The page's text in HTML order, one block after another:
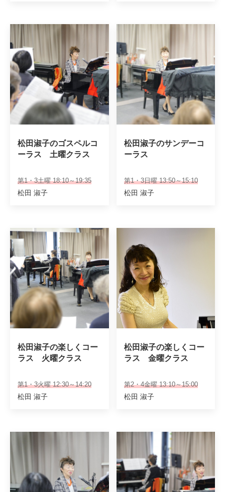
松田淑子のゴスペルコ
ーラス　土曜クラス
第1・3土曜 18:10～19:35
松田 淑子
松田淑子のサンデーコ
ーラス
第1・3日曜 13:50～15:10
松田 淑子
松田淑子の楽しくコー
ラス　火曜クラス
第1・3火曜 12:30～14:20
松田 淑子
松田淑子の楽しくコー
ラス　金曜クラス
第2・4金曜 13:10～15:00
松田 淑子